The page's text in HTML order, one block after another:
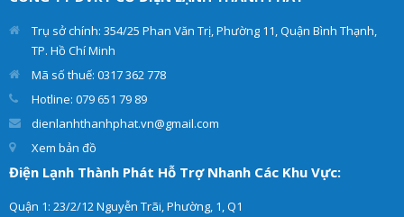
Trụ sở chính: 354/25 Phan Văn Trị, Phường 11, Quận Bình Thạnh,
TP. Hồ Chí Minh
Mã số thuế: 0317 362 778
Hotline: 079 651 79 89
dienlanhthanhphat.vn@gmail.com
Xem bản đồ
Điện Lạnh Thành Phát Hỗ Trợ Nhanh Các Khu Vực:
Quận 1: 23/2/12 Nguyễn Trãi, Phường, 1, Q1